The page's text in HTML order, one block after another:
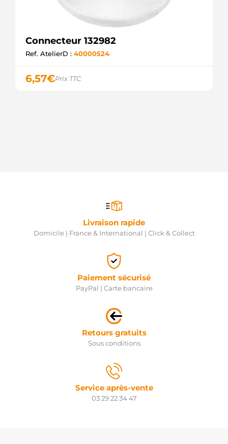
Connecteur 132982
Ref. AtelierD : 40000524
6,57€Prix TTC
Livraison rapide
Domicile | France & International | Click & Collect
Paiement sécurisé
PayPal | Carte bancaire
Retours gratuits
Sous conditions
Service après-vente
03 29 22 34 47